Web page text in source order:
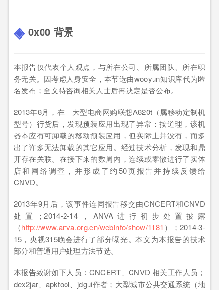
0x00 背景
本报告仅代表个人观点，与所在公司、所属团队、所在职
务无关。因考虑人身安全，本节选由wooyun知识库代为匿
名发布；全文待咨询相关人士后再决定是否公布。
2013年8月，在一大型电商网购联想A820t（属移动定制机
型号）行货后，发现预装应用出现了异常：按道理，该机
器本应有可卸载的移动预装应用，但实际上并没有，而多
出了许多无法卸载的其它应用。经过技术分析，发现和鼎
开存在关联。在接下来的数周内，连续或零散进行了实体
店和网络调查，并形成了约50页报告并持续反馈给
CNVD。
2013年9月后，该事件连同报告移交由CNCERT和CNVD
处置；2014-2-14，ANVA进行初步处置披露
（http://www.anva.org.cn/webInfo/show/1181 ）；2014-3-
15，央视315晚会进行了部分曝光。本文为本报告的技术
部分和普通用户处理方法节选。
本报告致谢如下人员：CNCERT、CNVD 相关工作人员；
dex2jar、apktool、jdgui作者；大型城市公共交通系统（地